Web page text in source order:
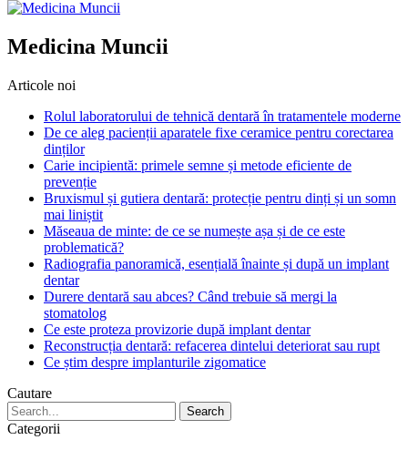
Medicina Muncii
Articole noi
Rolul laboratorului de tehnică dentară în tratamentele moderne
De ce aleg pacienții aparatele fixe ceramice pentru corectarea
dinților
Carie incipientă: primele semne și metode eficiente de
prevenție
Bruxismul și gutiera dentară: protecție pentru dinți și un somn
mai liniștit
Măseaua de minte: de ce se numește așa și de ce este
problematică?
Radiografia panoramică, esențială înainte și după un implant
dentar
Durere dentară sau abces? Când trebuie să mergi la
stomatolog
Ce este proteza provizorie după implant dentar
Reconstrucția dentară: refacerea dintelui deteriorat sau rupt
Ce știm despre implanturile zigomatice
Cautare
Categorii